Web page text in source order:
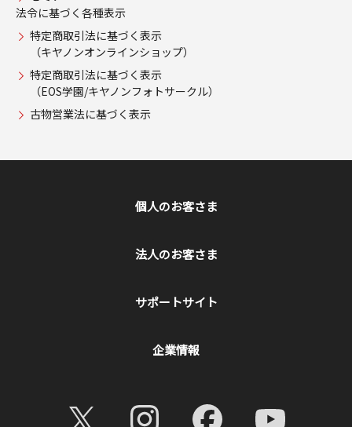
法令に基づく各種表示
特定商取引法に基づく表示
（キヤノンオンラインショップ）
特定商取引法に基づく表示
（EOS学園/キヤノンフォトサークル）
古物営業法に基づく表示
個人のお客さま
法人のお客さま
サポートサイト
企業情報